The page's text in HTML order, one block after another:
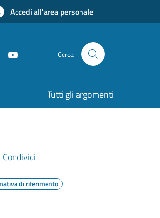
Accedi all'area personale
Cerca
Tutti gli argomenti
Condividi
di riferimento